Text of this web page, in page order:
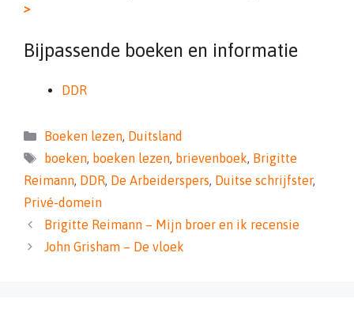
>
Bijpassende boeken en informatie
DDR
Categorieën
Boeken lezen, Duitsland
Tags
boeken, boeken lezen, brievenboek, Brigitte
Reimann, DDR, De Arbeiderspers, Duitse schrijfster,
Privé-domein
Brigitte Reimann – Mijn broer en ik recensie
John Grisham – De vloek